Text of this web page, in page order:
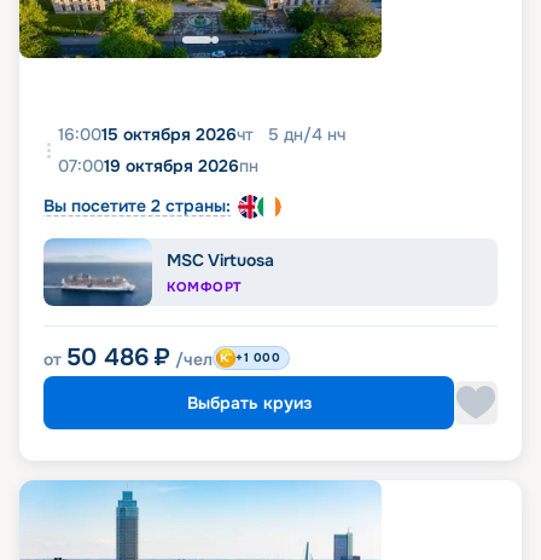
16:0015 октября 2026чт 5 дн/4 нч
07:0019 октября 2026пн
Вы посетите 2 страны:
MSC Virtuosa
КОМФОРТ
от 50 486 ₽ /чел +1 000
Выбрать круиз